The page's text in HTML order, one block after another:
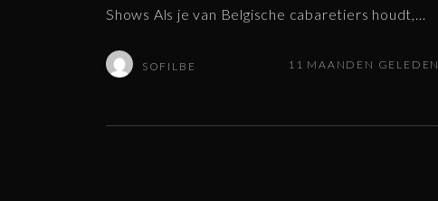
Shows Als je van Belgische cabaretiers houdt,…
SOFILBE 11 MAANDEN GELEDEN